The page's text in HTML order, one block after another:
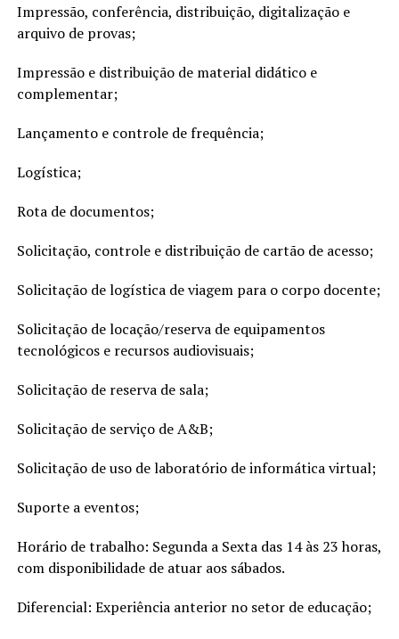
Impressão, conferência, distribuição, digitalização e
arquivo de provas;
Impressão e distribuição de material didático e
complementar;
Lançamento e controle de frequência;
Logística;
Rota de documentos;
Solicitação, controle e distribuição de cartão de acesso;
Solicitação de logística de viagem para o corpo docente;
Solicitação de locação/reserva de equipamentos
tecnológicos e recursos audiovisuais;
Solicitação de reserva de sala;
Solicitação de serviço de A&B;
Solicitação de uso de laboratório de informática virtual;
Suporte a eventos;
Horário de trabalho: Segunda a Sexta das 14 às 23 horas,
com disponibilidade de atuar aos sábados.
Diferencial: Experiência anterior no setor de educação;